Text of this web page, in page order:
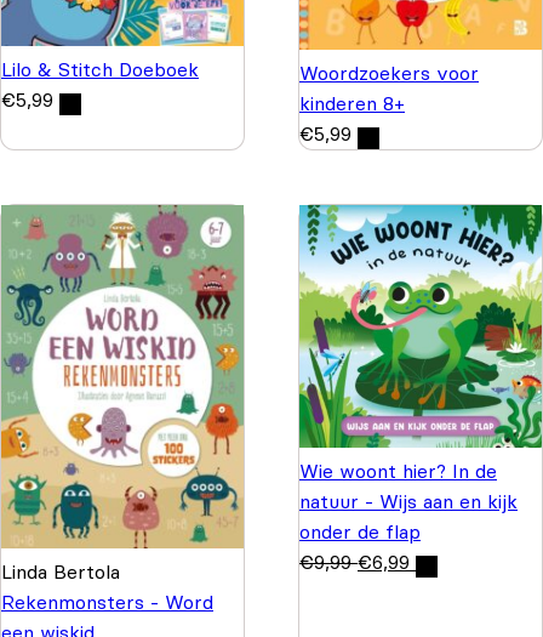
Lilo & Stitch Doeboek
€5,99
Woordzoekers voor
kinderen 8+
€5,99
Linda Bertola
Rekenmonsters - Word
een wiskid
Wie woont hier? In de
natuur - Wijs aan en kijk
onder de flap
€9,99 €6,99